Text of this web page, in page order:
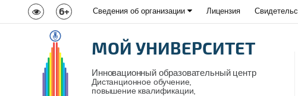
6+ Сведения об организации Лицензия
МОЙ УНИВЕРСИТЕТ
Инновационный образовательный центр
Дистанционное обучение,
повышение квалификации,